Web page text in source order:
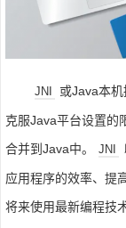
JNI 或Java本
克服Java平台设置的
合并到Java中。
JNI
应用程序的效率、提
将来使用最新编程技